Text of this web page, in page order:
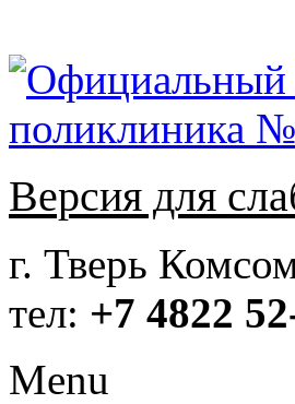
Версия для
г. Тверь
тел: +7 4822
Menu